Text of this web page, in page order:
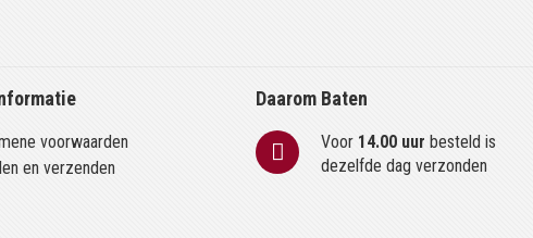
voorwaarden
en verzenden
Daarom Baten
Voor 14.00 uur besteld is
dezelfde dag verzonden